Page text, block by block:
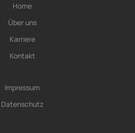
Home
Über uns
Karriere
Kontakt
Impressum
Datenschutz